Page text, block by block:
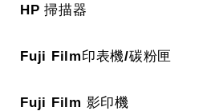
HP 掃描器
Fuji Film印表機/碳粉匣
Fuji Film 影印機